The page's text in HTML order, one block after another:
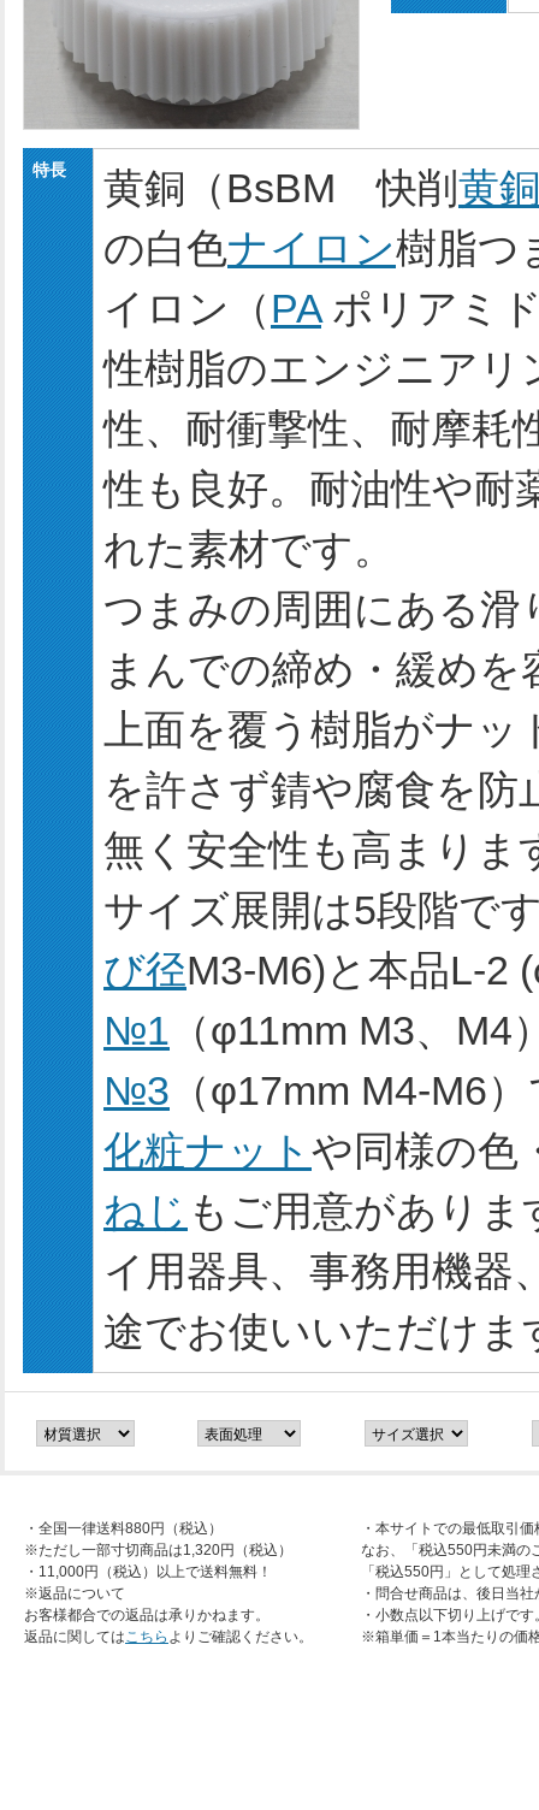
特長 黄銅（BsBM 快削 黄銅
の白色ナイロン樹脂つ
イロン（PAポリアミ
性樹脂のエンジニアリ
性、耐衝撃性、耐摩耗
性も良好。耐油性や耐
れた素材です。
つまみの周囲にある
まんでの締め・緩め
上面を覆う樹脂がナ
を許さず錆や腐食を
無く安全性も高まりま
サイズ展開は5段階で
び径M3-M6)と本品L-2
№1 （φ11mm M3、M4
№3 （φ17mm M4-M6
化粧ナット や同様の色
ねじ もご用意があり
イ用器具、事務用機器
途でお使いいただけま
・全国一律送料880円（税込）
※ただし一部寸切商品は1,320円（税込）
・11,000円（税込）以上で送料無料！
※返品について
お客様都合での返品は承りかねます。
返品に関してはこちら よりご確認ください。
・本サイトでの最低取引
なお、「税込550円未満の
「税込550円」として処
・問合せ商品は、後日当
・小数点以下切り上げです
※箱単価＝1本当たりの価